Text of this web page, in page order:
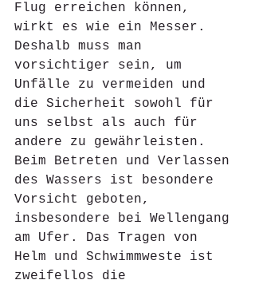
Flug erreichen können,
wirkt es wie ein Messer.
Deshalb muss man
vorsichtiger sein, um
Unfälle zu vermeiden und
die Sicherheit sowohl für
uns selbst als auch für
andere zu gewährleisten.
Beim Betreten und Verlassen
des Wassers ist besondere
Vorsicht geboten,
insbesondere bei Wellengang
am Ufer. Das Tragen von
Helm und Schwimmweste ist
zweifellos die